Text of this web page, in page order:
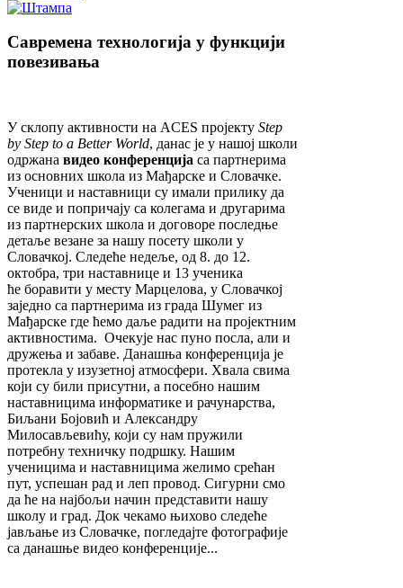
Савремена технологија у функцији
повезивања
У склопу активности на ACES пројекту Step
by Step to a Better World, данас је у нашој школи
одржана видео конференција са партнерима
из основних школа из Мађарске и Словачке.
Ученици и наставници су имали прилику да
се виде и попричају са колегама и другарима
из партнерских школа и договоре последње
детаље везане за нашу посету школи у
Словачкој. Следеће недеље, од 8. до 12.
октобра, три наставнице и 13 ученика
ће боравити у месту Марцелова, у Словачкој
заједно са партнерима из града Шумег из
Мађарске где ћемо даље радити на пројектним
активностима. Очекује нас пуно посла, али и
дружења и забаве. Данашња конференција је
протекла у изузетној атмосфери. Хвала свима
који су били присутни, а посебно нашим
наставницима информатике и рачунарства,
Биљани Бојовић и Александру
Милосављевићу, који су нам пружили
потребну техничку подршку. Нашим
ученицима и наставницима желимо срећан
пут, успешан рад и леп провод. Сигурни смо
да ће на најбољи начин представити нашу
школу и град. Док чекамо њихово следеће
јављање из Словачке, погледајте фотографије
са данашње видео конференције...